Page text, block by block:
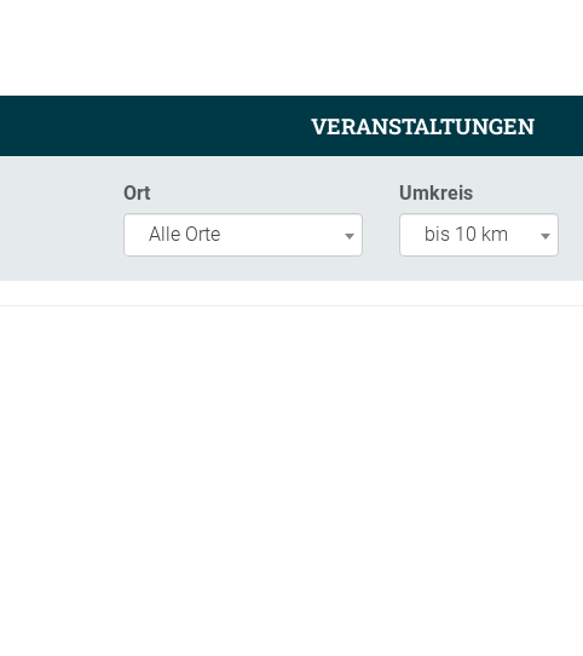
VERANSTALTUNGEN
Ort
Alle Orte
Umkreis
bis 10 km